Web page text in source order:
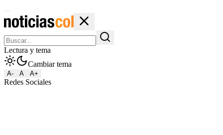
Lectura y tema
Cambiar tema
A- A A+
Redes Sociales